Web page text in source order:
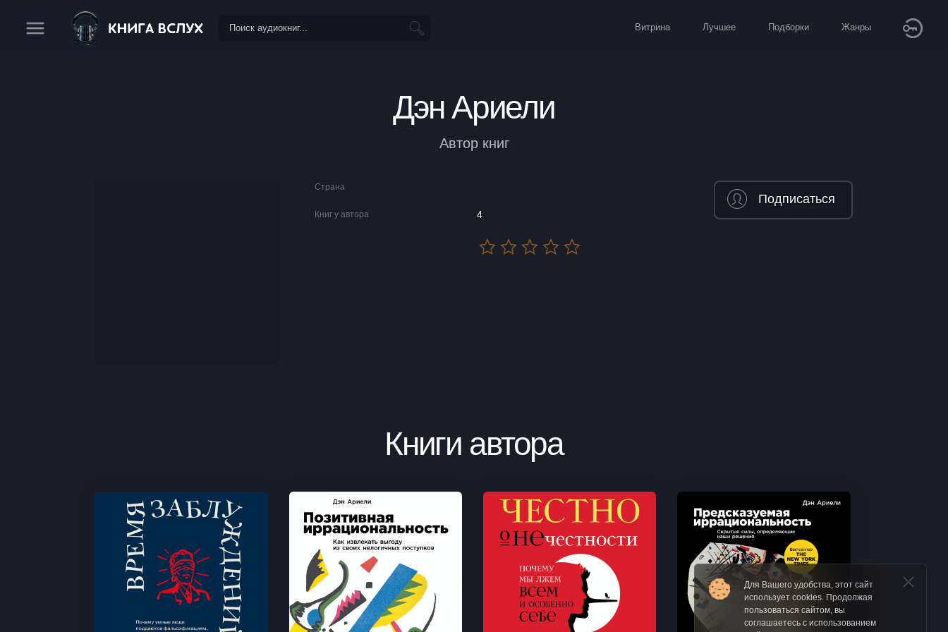
Витрина Лучшее Подборки Жанры
Дэн Ариели
Автор книг
Страна
Книг у автора 4
Подписаться
Книги автора
Для Вашего удобства, этот сайт
использует cookies. Продолжая
пользоваться сайтом, вы
соглашаетесь с использованием